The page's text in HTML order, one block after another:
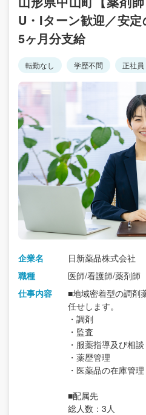
U・Iターン歓迎／安
5ヶ月分支給
転勤なし 学歴不問 正社員
企業名
日新薬品株式会社
職種
医師/看護師/薬剤師
仕事内容
■地域密着型の調剤
任せします。
・調剤
・監査
・服薬指導及び相談
・薬歴管理
・医薬品の在庫管理
■配属先
総人数：3人